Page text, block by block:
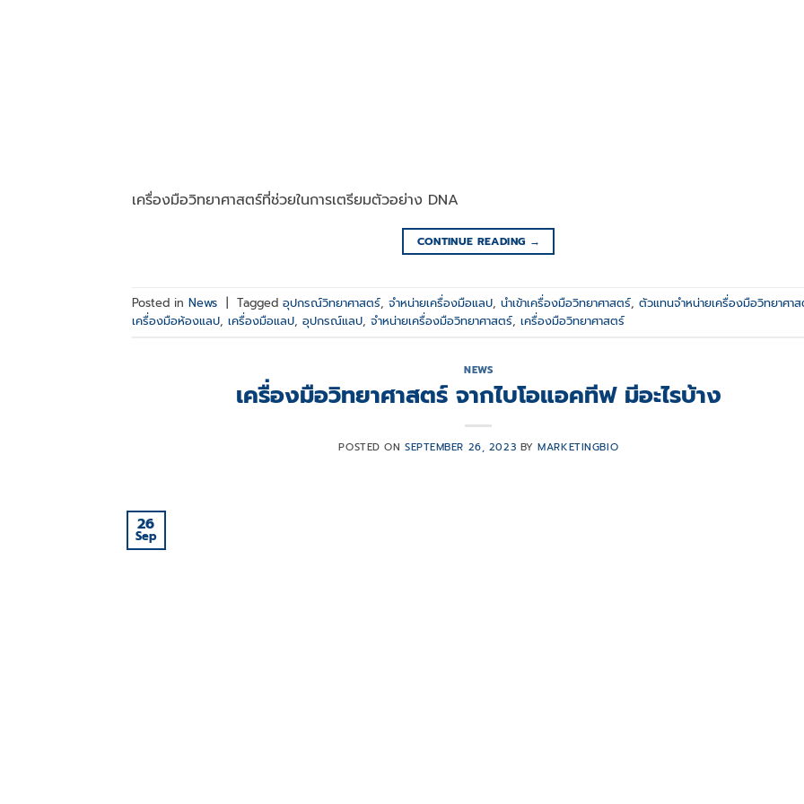
เครื่องมือวิทยาศาสตร์ที่ช่วยในการเตรียมตัวอย่าง DNA
CONTINUE READING →
Posted in News | Tagged อุปกรณ์วิทยาศาสตร์, จำหน่ายเครื่องมือแลป, นำเข้าเครื่องมือวิทยาศาสตร์, ตัวแทนจำหน่ายเครื่องมือวิทยาศา
เครื่องมือห้องแลป, เครื่องมือแลป, อุปกรณ์แลป, จำหน่ายเครื่องมือวิทยาศาสตร์, เครื่องมือวิทยาศาสตร์
NEWS
เครื่องมือวิทยาศาสตร์ จากไบโอแอคทีฟ มีอะไรบ้าง
POSTED ONSEPTEMBER 26, 2023 BYMARKETINGBIO
26
Sep